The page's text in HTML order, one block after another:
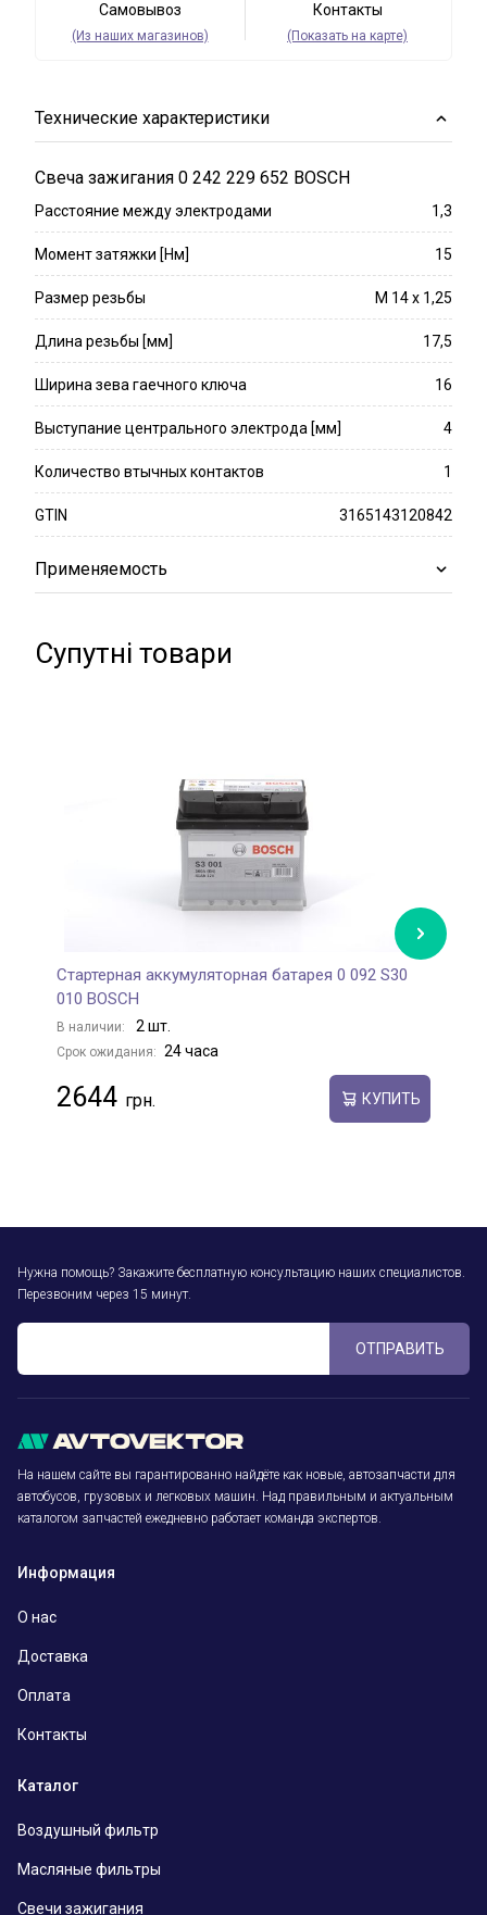
Самовывоз
(Из наших магазинов)
Контакты
(Показать на карте)
Технические характеристики
Свеча зажигания 0 242 229 652 BOSCH
Расстояние между электродами 1,3
Момент затяжки [Нм] 15
Размер резьбы M 14 x 1,25
Длина резьбы [мм] 17,5
Ширина зева гаечного ключа 16
Выступание центрального электрода [мм] 4
Количество втычных контактов 1
GTIN 3165143120842
Применяемость
Супутні товари
Стартерная аккумуляторная батарея 0 092 S30
010 BOSCH
В наличии: 2 шт.
Срок ожидания: 24 часа
2644 КУПИТЬ
Нужна помощь? Закажите бесплатную консультацию наших специалистов.
Перезвоним через 15 минут.
ОТПРАВИТЬ
На нашем сайте вы гарантированно найдёте как новые, автозапчасти для
автобусов, грузовых и легковых машин. Над правильным и актуальным
каталогом запчастей ежедневно работает команда экспертов.
Информация
О нас
Доставка
Оплата
Контакты
Каталог
Воздушный фильтр
Масляные фильтры
Свечи зажигания